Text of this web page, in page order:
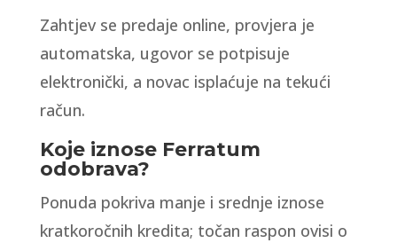
Zahtjev se predaje online, provjera je
automatska, ugovor se potpisuje
elektronički, a novac isplaćuje na tekući
račun.
Koje iznose Ferratum
odobrava?
Ponuda pokriva manje i srednje iznose
kratkoročnih kredita; točan raspon ovisi o